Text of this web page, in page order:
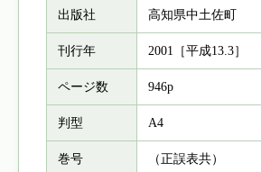
出版社 高知県中土佐町
刊行年 2001［平成13.3］
ページ数 946p
判型 A4
巻号 （正誤表共）